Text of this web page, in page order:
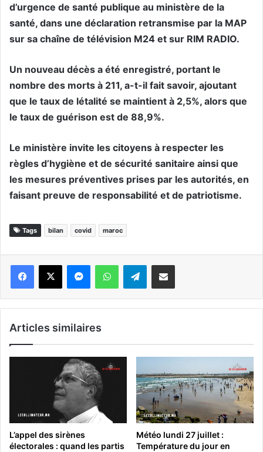
d’urgence de santé publique au ministère de la
santé, dans une déclaration retransmise par la MAP
sur sa chaîne de télévision M24 et sur RIM RADIO.
Un nouveau décès a été enregistré, portant le
nombre des morts à 211, a-t-il fait savoir, ajoutant
que le taux de létalité se maintient à 2,5%, alors que
le taux de guérison est de 88,9%.
Le ministère invite les citoyens à respecter les
règles d’hygiène et de sécurité sanitaire ainsi que
les mesures préventives prises par les autorités, en
faisant preuve de responsabilité et de patriotisme.
Tags bilan covid maroc
WhatsApp Telegram
Articles similaires
L’appel des sirènes
électorales : quand les partis
Météo lundi 27 juillet :
Température du jour en